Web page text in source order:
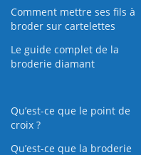
Comment mettre ses fils à
broder sur cartelettes
Le guide complet de la
broderie diamant
Qu’est-ce que le point de
croix ?
Qu’est-ce que la broderie